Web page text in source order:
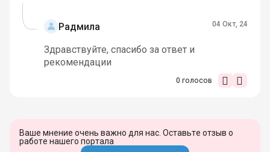
Радмила 04 Окт, 24
Здравствуйте, спасибо за ответ и
рекомендации
0 голосов
Ваше мнение очень важно для нас. Оставьте отзыв о
работе нашего портала